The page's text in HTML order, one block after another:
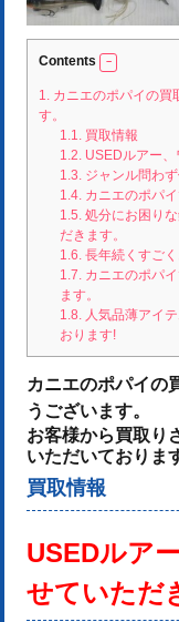
Contents
1. カニエのポパイの買
す。
1.1.買取情報
1.2.USEDルアー、
1.3.ジャンル問わ
1.4.カニエのポパイ
1.5.処分にお困り
だきます。
1.6.長年続くすごく
1.7.カニエのポパイ
ます。
1.8.人気品薄アイテ
おります!
カニエのポパイの
うございます。
お客様から買取り
いただいておりま
買取情報
USEDルア
せていただ